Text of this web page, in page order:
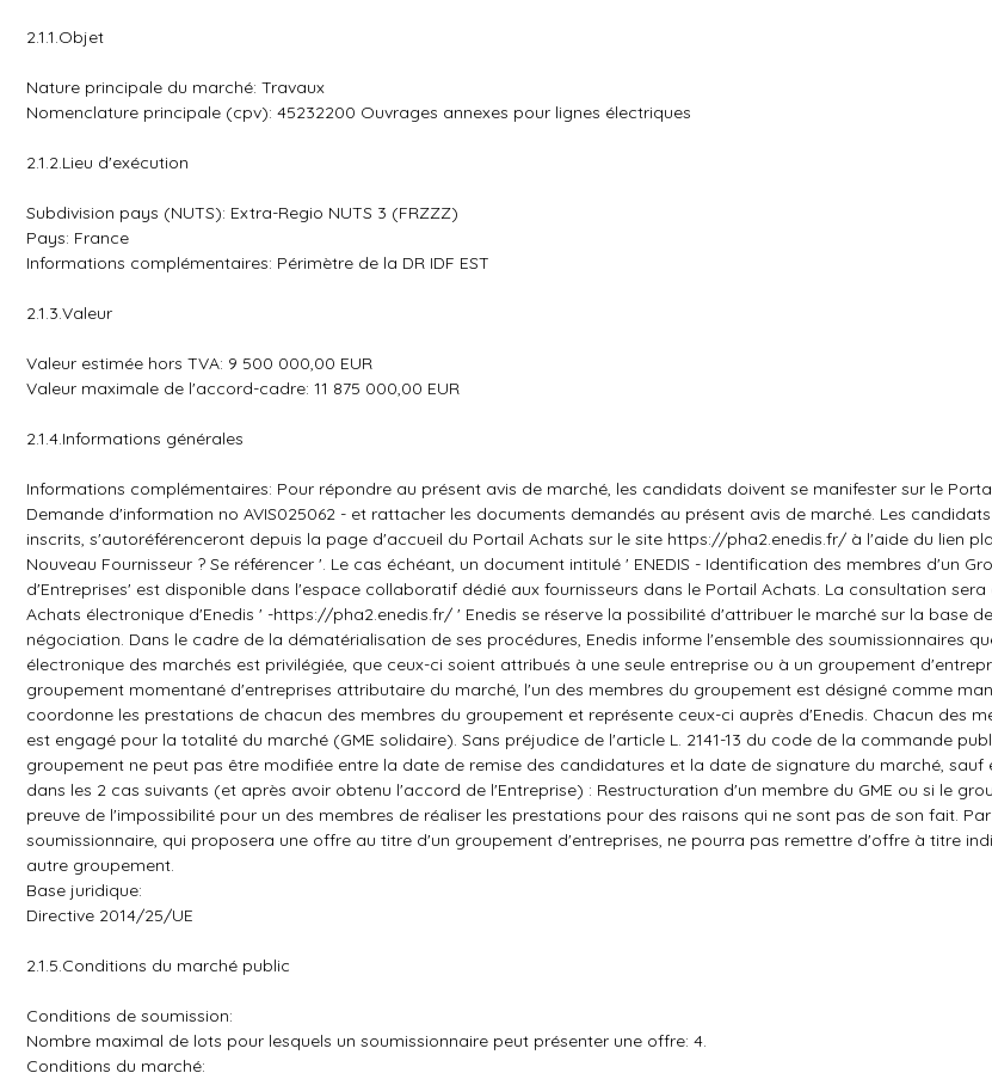
2.1.1.Objet
Nature principale du marché: Travaux
Nomenclature principale (cpv): 45232200 Ouvrages annexes pour lignes électriques
2.1.2.Lieu d'exécution
Subdivision pays (NUTS): Extra-Regio NUTS 3 (FRZZZ)
Pays: France
Informations complémentaires: Périmètre de la DR IDF EST
2.1.3.Valeur
Valeur estimée hors TVA: 9 500 000,00 EUR
Valeur maximale de l'accord-cadre: 11 875 000,00 EUR
2.1.4.Informations générales
Informations complémentaires: Pour répondre au présent avis de marché, les candidats doivent se manifester sur le
Demande d'information no AVIS025062 - et rattacher les documents demandés au présent avis de marché. Les
inscrits, s'autoréférenceront depuis la page d'accueil du Portail Achats sur le site https://pha2.enedis.fr/ à l'aide du lien
Nouveau Fournisseur ? Se référencer '. Le cas échéant, un document intitulé ' ENEDIS - Identification des membres d'un
d'Entreprises' est disponible dans l'espace collaboratif dédié aux fournisseurs dans le Portail Achats. La consultation
Achats électronique d'Enedis ' -https://pha2.enedis.fr/ ' Enedis se réserve la possibilité d'attribuer le marché sur la base
négociation. Dans le cadre de la dématérialisation de ses procédures, Enedis informe l'ensemble des soumissionnaires
électronique des marchés est privilégiée, que ceux-ci soient attribués à une seule entreprise ou à un groupement
groupement momentané d'entreprises attributaire du marché, l'un des membres du groupement est désigné comme
coordonne les prestations de chacun des membres du groupement et représente ceux-ci auprès d'Enedis. Chacun des
est engagé pour la totalité du marché (GME solidaire). Sans préjudice de l'article L. 2141-13 du code de la commande
groupement ne peut pas être modifiée entre la date de remise des candidatures et la date de signature du marché, sauf
dans les 2 cas suivants (et après avoir obtenu l'accord de l'Entreprise) : Restructuration d'un membre du GME ou si le
preuve de l'impossibilité pour un des membres de réaliser les prestations pour des raisons qui ne sont pas de son fait. Par
soumissionnaire, qui proposera une offre au titre d'un groupement d'entreprises, ne pourra pas remettre d'offre à titre
autre groupement.
Base juridique:
Directive 2014/25/UE
2.1.5.Conditions du marché public
Conditions de soumission:
Nombre maximal de lots pour lesquels un soumissionnaire peut présenter une offre: 4.
Conditions du marché: